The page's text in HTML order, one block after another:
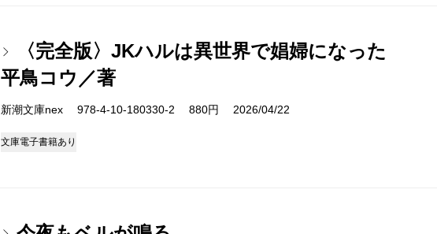
〈完全版〉JKハルは異世界で娼婦になった
平鳥コウ／著
新潮文庫nex 978-4-10-180330-2 880円 2026/04/22
文庫電子書籍あり